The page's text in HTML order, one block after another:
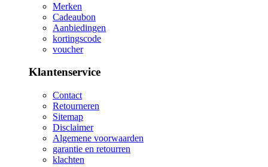
Merken
Cadeaubon
Aanbiedingen
kortingscode
voucher
Klantenservice
Contact
Retourneren
Sitemap
Disclaimer
Algemene voorwaarden
garantie en retourren
klachten